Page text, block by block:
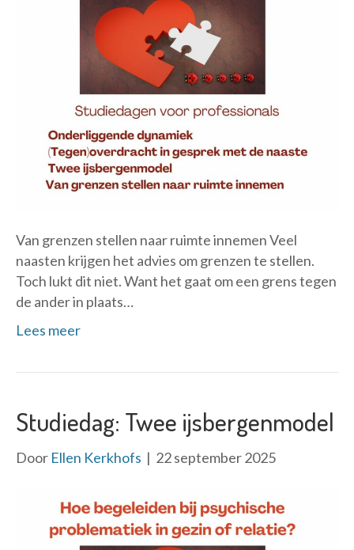
Van grenzen stellen naar ruimte innemen Veel
naasten krijgen het advies om grenzen te stellen.
Toch lukt dit niet. Want het gaat om een grens tegen
de ander in plaats…
Lees meer
Studiedag: Twee ijsbergenmodel
Door Ellen Kerkhofs | 22 september 2025